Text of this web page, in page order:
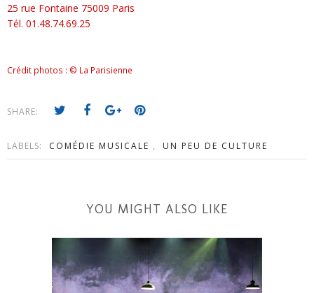
25 rue Fontaine 75009 Paris
Tél. 01.48.74.69.25
Crédit photos : © La Parisienne
SHARE:
LABELS: COMÉDIE MUSICALE , UN PEU DE CULTURE
YOU MIGHT ALSO LIKE